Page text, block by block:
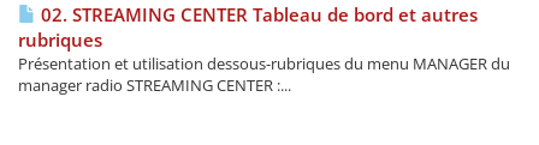
02. STREAMING CENTER Tableau de bord et autres
rubriques
Présentation et utilisation dessous-rubriques du menu MANAGER du
manager radio STREAMING CENTER :...